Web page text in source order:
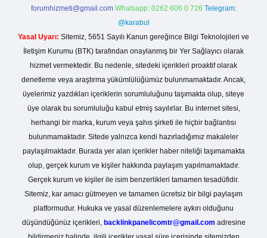
forumhizmeti@gmail.com Whatsapp: 0262 606 0 726 Telegram:
@karabul
Yasal Uyarı: Sitemiz, 5651 Sayılı Kanun gereğince Bilgi Teknolojileri ve
İletişim Kurumu (BTK) tarafından onaylanmış bir Yer Sağlayıcı olarak
hizmet vermektedir. Bu nedenle, sitedeki içerikleri proaktif olarak
denetleme veya araştırma yükümlülüğümüz bulunmamaktadır. Ancak,
üyelerimiz yazdıkları içeriklerin sorumluluğunu taşımakta olup, siteye
üye olarak bu sorumluluğu kabul etmiş sayılırlar. Bu internet sitesi,
herhangi bir marka, kurum veya şahıs şirketi ile hiçbir bağlantısı
bulunmamaktadır. Sitede yalnızca kendi hazırladığımız makaleler
paylaşılmaktadır. Burada yer alan içerikler haber niteliği taşımamakta
olup, gerçek kurum ve kişiler hakkında paylaşım yapılmamaktadır.
Gerçek kurum ve kişiler ile isim benzerlikleri tamamen tesadüfidir.
Sitemiz, kar amacı gütmeyen ve tamamen ücretsiz bir bilgi paylaşım
platformudur. Hukuka ve yasal düzenlemelere aykırı olduğunu
düşündüğünüz içerikleri, backlinkpanelicomtr@gmail.com adresine